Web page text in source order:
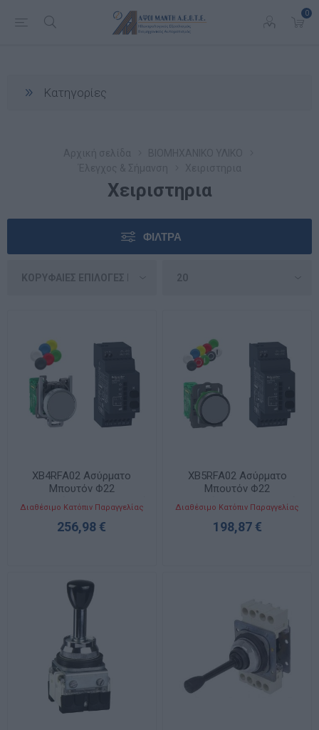
0
Κατηγορίες
Χειριστηρια
ΦΊΛΤΡΑ
XB4RFA02 Ασύρματο
Μπουτόν Φ22
Μεταλλικό+Προγραμματιζόμενος
Δέκτης 24-240VAC/DC
Διαθέσιμο Κατόπιν Παραγγελίας
256,98 €
XB5RFA02 Ασύρματο
Μπουτόν Φ22
Δέκτης 24-240VAC/DC
Διαθέσιμο Κατόπιν Παραγγελίας
198,87 €